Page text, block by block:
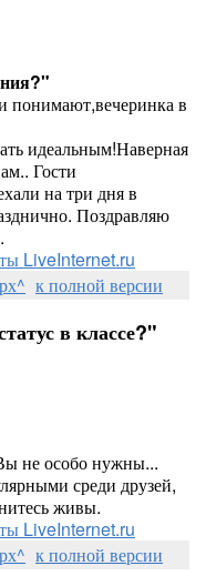
понимают,вечеринка в
идеальным!Наверная
Гости
на три дня в
Поздравляю
LiveInternet.ru
к полной версии
в классе?"
не особо нужны...
среди друзей,
живы.
LiveInternet.ru
к полной версии